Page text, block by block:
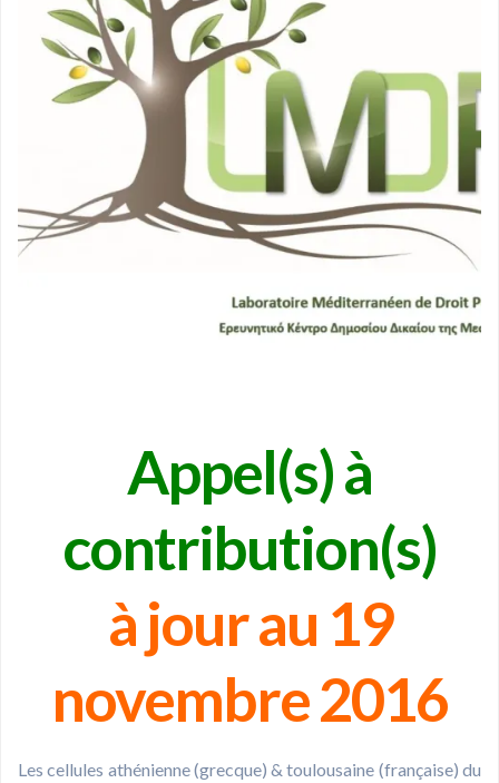
Appel(s) à
contribution(s)
à jour au 19
novembre 2016
Les cellules athénienne (grecque) & toulousaine (française) du